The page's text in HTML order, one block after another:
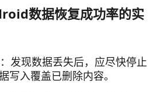
数据恢复成功率的实
发现数据丢失后，应尽快停止
写入覆盖已删除内容。